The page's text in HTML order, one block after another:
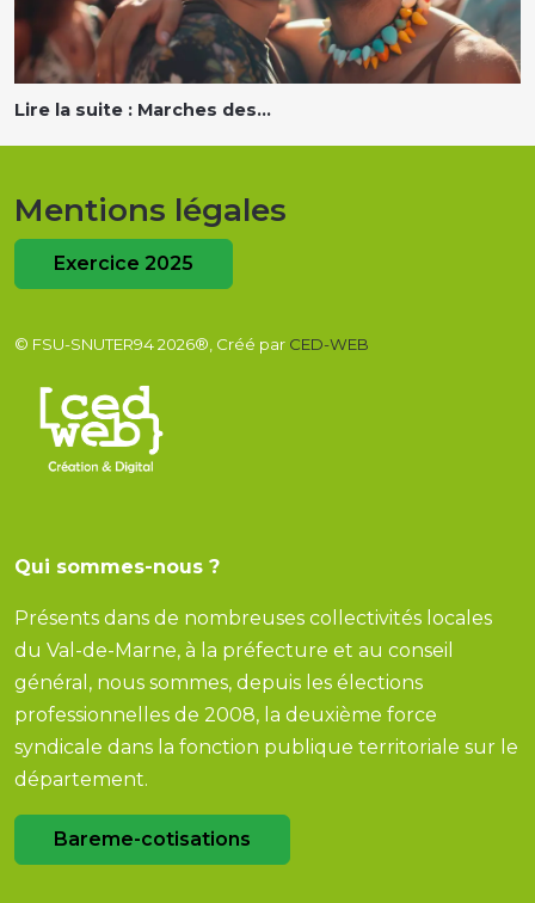
Lire la suite : Marches des...
Mentions légales
Exercice 2025
© FSU-SNUTER94 2026®, Créé par CED-WEB
Qui sommes-nous ?
Présents dans de nombreuses collectivités locales
du Val-de-Marne, à la préfecture et au conseil
général, nous sommes, depuis les élections
professionnelles de 2008, la deuxième force
syndicale dans la fonction publique territoriale sur le
département.
Bareme-cotisations